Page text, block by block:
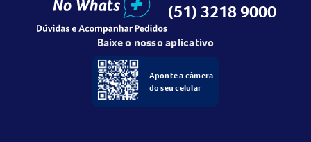
(51) 3218 9000
Baixe o nosso aplicativo
Aponte a câmera
do seu celular